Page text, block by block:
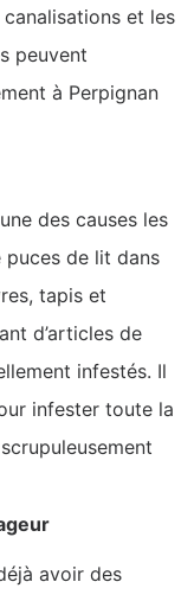
et les
peuvent
à Perpignan
des causes les
puces de lit dans
tapis et
d’articles de
infestés. Il
infester toute la
avoir des